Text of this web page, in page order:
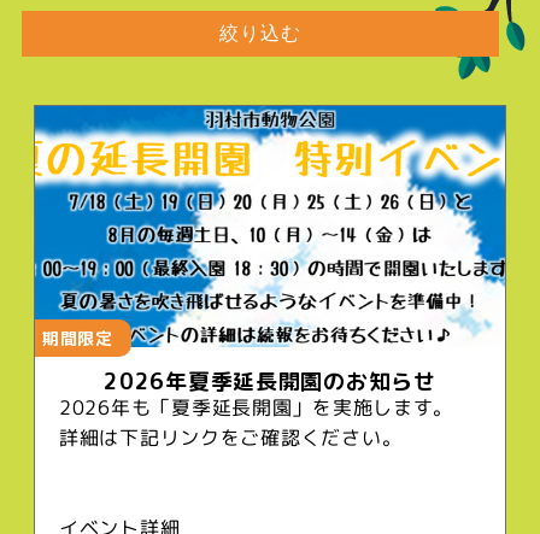
絞り込む
期間限定
2026年夏季延長開園のお知らせ
2026年も「夏季延長開園」を実施します。
詳細は下記リンクをご確認ください。
イベント詳細